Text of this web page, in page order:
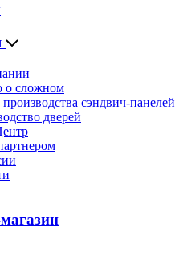
о сложном
сэндвич-панелей
дверей